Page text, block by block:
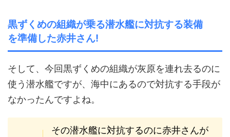
黒ずくめの組織が乗る潜水艦に対抗する装備
を準備した赤井さん!
そして、今回黒ずくめの組織が灰原を連れ去るのに
使う潜水艦ですが、海中にあるので対抗する手段が
なかったんですよね。
その潜水艦に対抗するのに赤井さんが